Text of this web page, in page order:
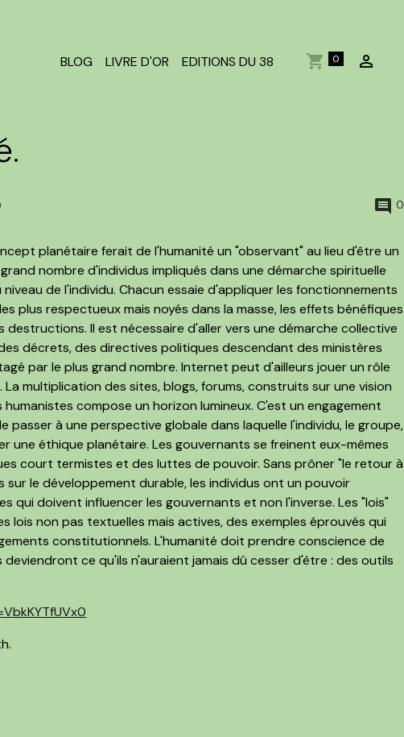
BLOG LIVRE D'OR EDITIONS DU 38 0
0
planétaire ferait de l'humanité un "observant" au lieu d'être un
nombre d'individus impliqués dans une démarche spirituelle
de l'individu. Chacun essaie d'appliquer les fonctionnements
plus respectueux mais noyés dans la masse, les effets bénéfiques
Il est nécessaire d'aller vers une démarche collective
décrets, des directives politiques descendant des ministères
par le plus grand nombre. Internet peut d'ailleurs jouer un rôle
multiplication des sites, blogs, forums, construits sur une vision
compose un horizon lumineux. C'est un engagement
passer à une perspective globale dans laquelle l'individu, le groupe,
une éthique planétaire. Les gouvernants se freinent eux-mêmes
court termistes et des luttes de pouvoir. Sans prôner "le retour à
sur le développement durable, les individus ont un pouvoir
qui doivent influencer les gouvernants et non l'inverse. Les "lois"
lois non pas textuelles mais actives, des exemples éprouvés qui
constitutionnels. L'humanité doit prendre conscience de
ce qu'ils n'auraient jamais dû cesser d'être : des outils